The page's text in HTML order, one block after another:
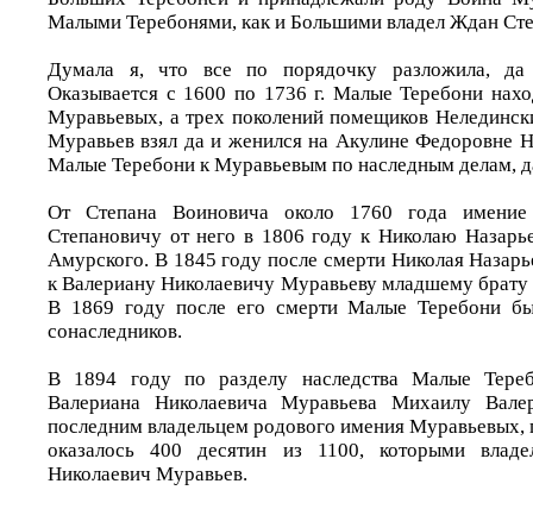
Малыми Теребонями, как и Большими владел Ждан
Думала я, что все по порядочку разложила, да
Оказывается с 1600 по 1736 г. Малые Теребони
Муравьевых, а трех поколений помещиков
Муравьев взял да и женился на Акулине Федоровне
Малые Теребони к Муравьевым по наследным делам,
От Степана Воиновича около 1760 года
Степановичу от него в 1806 году к Николаю
Амурского. В 1845 году после смерти Николая
к Валериану Николаевичу Муравьеву младшему
В 1869 году после его смерти Малые Теребони
сонаследников.
В 1894 году по разделу наследства Малые
Валериана Николаевича Муравьева Михаилу
последним владельцем родового имения Муравьевых,
оказалось 400 десятин из 1100, которыми
Николаевич Муравьев.